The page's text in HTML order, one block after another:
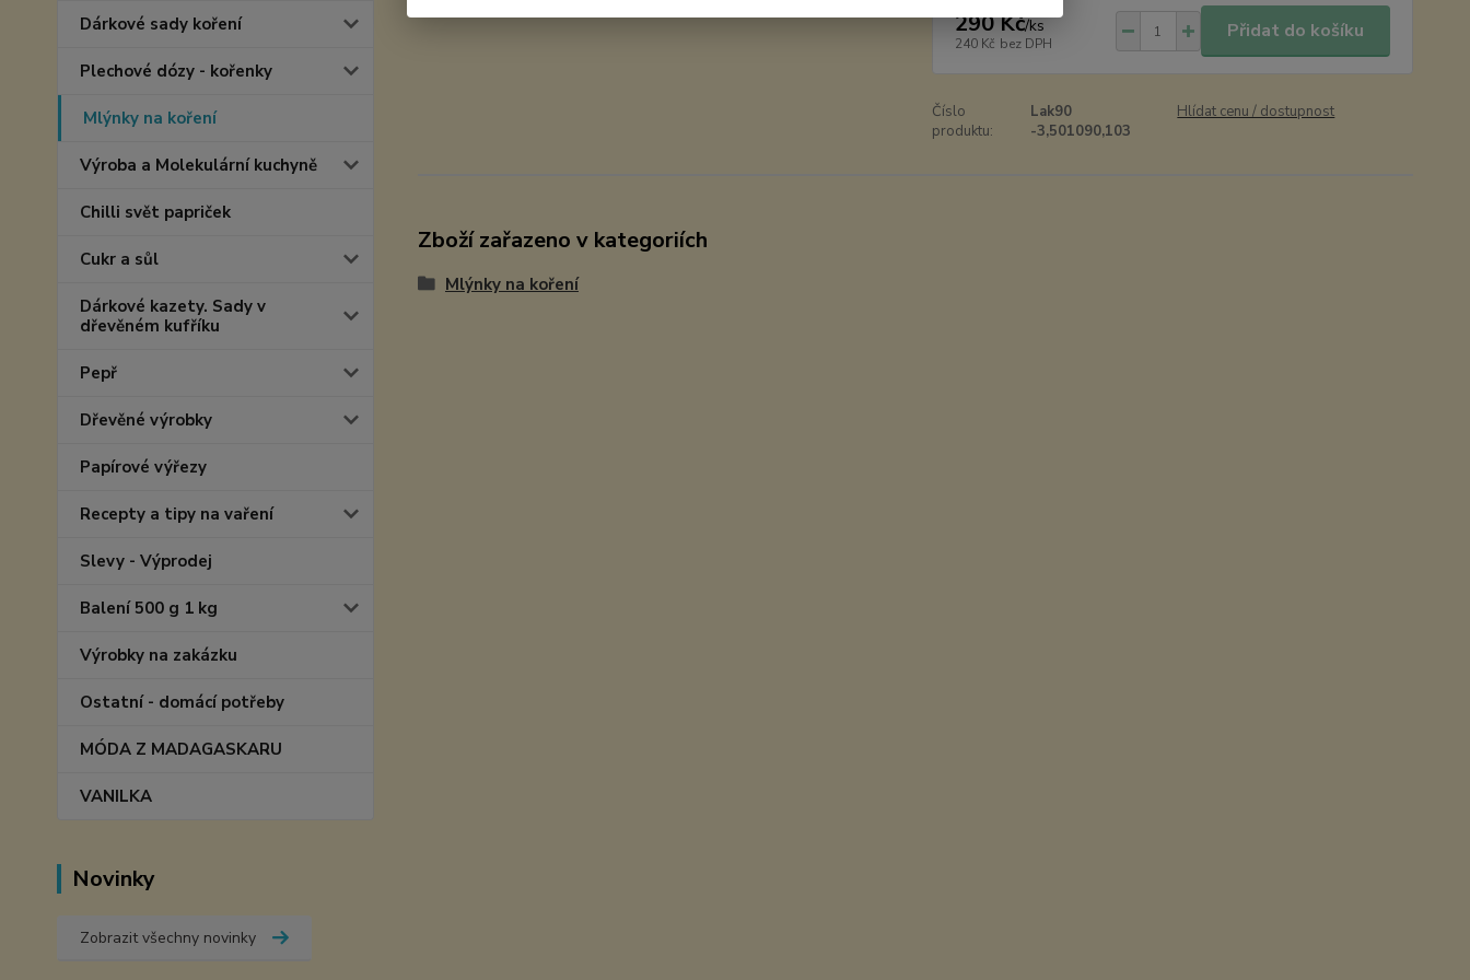
Dárkové sady koření
Plechové dózy - kořenky
Mlýnky na koření
Výroba a Molekulární kuchyně
Chilli svět papriček
Cukr a sůl
Dárkové kazety. Sady v
dřevěném kufříku
Pepř
Dřevěné výrobky
Papírové výřezy
Recepty a tipy na vaření
Slevy - Výprodej
Balení 500 g 1 kg
Výrobky na zakázku
Ostatní - domácí potřeby
MÓDA Z MADAGASKARU
VANILKA
Novinky
Zobrazit všechny novinky
290 Kč/ks
240 Kč bez DPH
Přidat do košíku
Číslo
produktu:
Lak90
-3,501090,103
Hlídat cenu / dostupnost
Zboží zařazeno v kategoriích
Mlýnky na koření